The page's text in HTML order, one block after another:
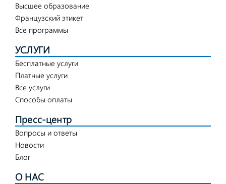
Высшее образование
Французский этикет
Все программы
УСЛУГИ
Бесплатные услуги
Платные услуги
Все услуги
Способы оплаты
Пресс-центр
Вопросы и ответы
Новости
Блог
О НАС